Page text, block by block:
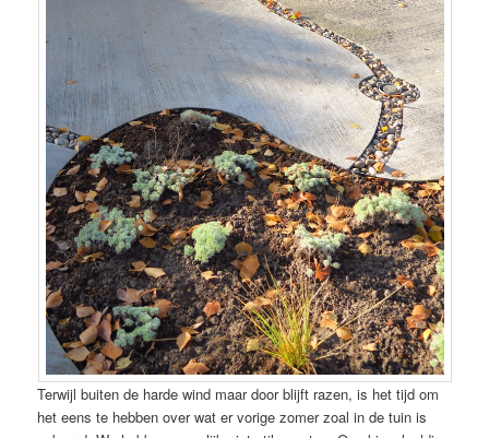
Terwijl buiten de harde wind maar door blijft razen, is het tijd om
het eens te hebben over wat er vorige zomer zoal in de tuin is